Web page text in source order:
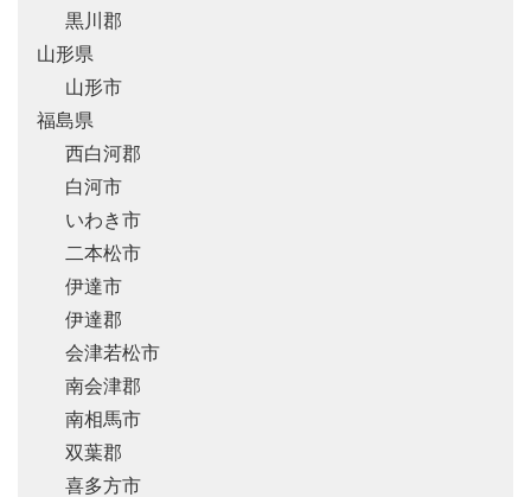
黒川郡
山形県
山形市
福島県
西白河郡
白河市
いわき市
二本松市
伊達市
伊達郡
会津若松市
南会津郡
南相馬市
双葉郡
喜多方市